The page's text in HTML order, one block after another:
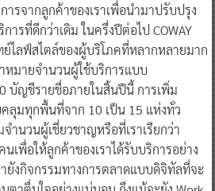
รจากลูกค้าของเราเพื่อนำมาปรับปรุง
รที่ดีกว่าเดิม ในครึ่งปีต่อไป COWAY
ไลฟ์สไตล์ของผู้บริโภคที่หลากหลายมาก
หมายจำนวนผู้ใช้บริการแบบ
บัญชีรายชื่อภายในสิ้นปีนี้ การเพิ่ม
ลุมทุกพื้นที่จาก 10 เป็น 15 แห่งทั่ว
ำนวนผู้เชี่ยวชาญหรือที่เราเรียกว่า
นเพื่อให้ลูกค้าของเราได้รับบริการอย่าง
ายังกิจกรรมทางการตลาดแบบดิจิทัลที่จะ